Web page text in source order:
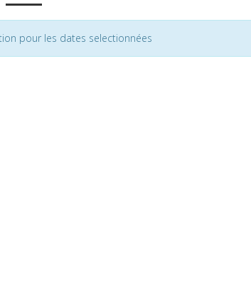
pour les dates selectionnées